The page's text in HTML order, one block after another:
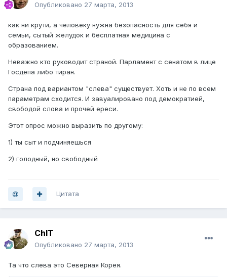
Опубликовано 27 марта, 2013
как ни крути, а человеку нужна безопасность для себя и
семьи, сытый желудок и бесплатная медицина с
образованием.
Неважно кто руководит страной. Парламент с сенатом в лице
Госдепа либо тиран.
Страна под вариантом "слева" существует. Хоть и не по всем
параметрам сходится. И завуалировано под демократией,
свободой слова и прочей ереси.
Этот опрос можно выразить по другому:
1) ты сыт и подчиняешься
2) голодный, но свободный
Цитата
ChIT
Опубликовано 27 марта, 2013
Та что слева это Северная Корея.